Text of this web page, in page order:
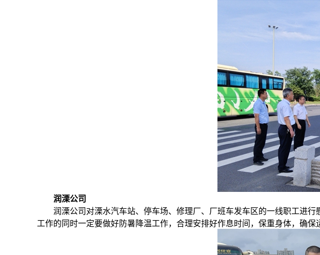
润溧公司
润溧公司对溧水汽车站、停车场、修理厂、厂班车发车区的一线职工进
工作的同时一定要做好防暑降温工作，合理安排好作息时间，保重身体，确保